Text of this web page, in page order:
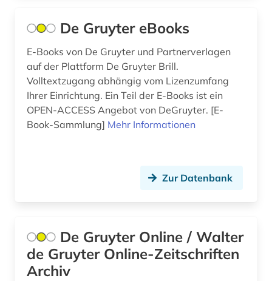
unfälle (1)
unternehmen (1)
verkehr (1)
verkehrsforschung (1)
verkehrswissenschaft (1)
weltkrieg &lt;1939-1945&gt; (2)
werkstoff (2)
wirtschaftsinformatik (2)
De Gruyter eBooks
E-Books von De Gruyter und Partnerverlagen
auf der Plattform De Gruyter Brill.
Volltextzugang abhängig vom Lizenzumfang
Ihrer Einrichtung. Ein Teil der E-Books ist ein
OPEN-ACCESS Angebot von DeGruyter. [E-
Book-Sammlung] Mehr Informationen
Zur Datenbank
De Gruyter Online / Walter
de Gruyter Online-Zeitschriften
Archiv